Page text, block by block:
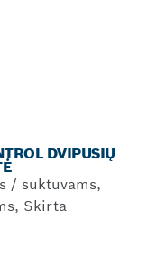
DVIPUSIŲ
/ suktuvams,
Skirta